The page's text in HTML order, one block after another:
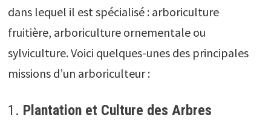
dans lequel il est spécialisé : arboriculture
fruitière, arboriculture ornementale ou
sylviculture. Voici quelques-unes des principales
missions d’un arboriculteur :
1. Plantation et Culture des Arbres